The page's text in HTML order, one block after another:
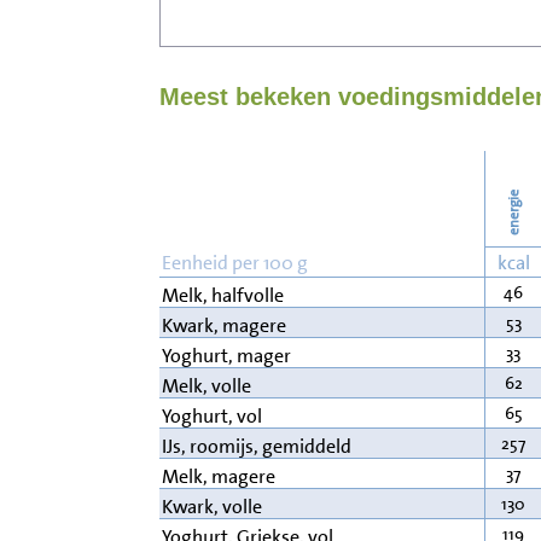
Meest bekeken
energie
Eenheid per 100 g kcal
Melk, halfvolle
46
Kwark, magere 53
Yoghurt, mager 33
Melk, volle 62
Yoghurt, vol 65
IJs, roomijs, gemiddeld 257
Melk, magere 37
Kwark, volle 130
119